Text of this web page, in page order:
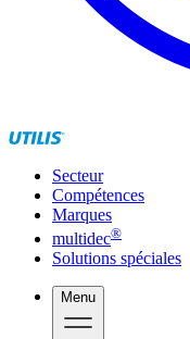
Secteur
Compétences
Marques
multidec®
Solutions spéciales
Menu